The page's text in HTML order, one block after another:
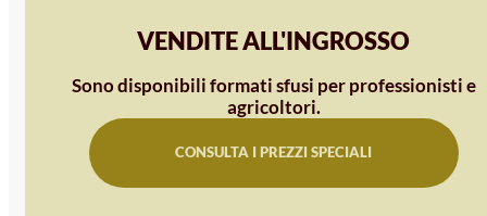
HOJA
SEMILLAS AROMÁTICAS
SEMILLAS FLORES
SEMILLAS FLORES
VENDITE ALL'INGROSSO
Sono disponibili formati sfusi per professionisti e
agricoltori.
CONSULTA I PREZZI SPECIALI